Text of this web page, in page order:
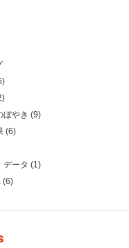
ぼやき (9)
(6)
データ (1)
(6)